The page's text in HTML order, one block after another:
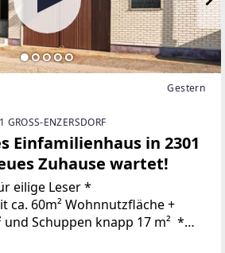
Gestern
ENZERSDORF
Einfamilienhaus in 2301
Zuhause wartet!
eilige Leser *
ca. 60m² Wohnnutzfläche +
Schuppen knapp 17 m² *
Küche-Essbereich,